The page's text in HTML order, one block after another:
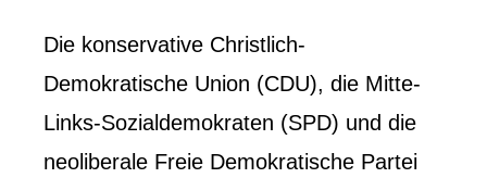
Die konservative Christlich-
Demokratische Union (CDU), die Mitte-
Links-Sozialdemokraten (SPD) und die
neoliberale Freie Demokratische Partei